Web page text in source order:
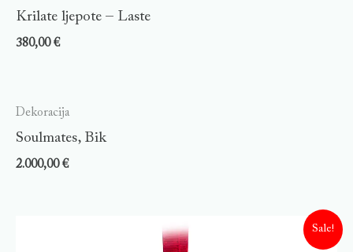
Krilate ljepote – Laste
380,00€
Dekoracija
Soulmates, Bik
2.000,00€
Sale!